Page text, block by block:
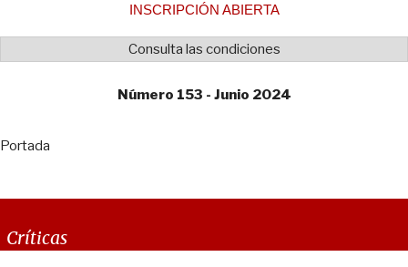
INSCRIPCIÓN ABIERTA
Consulta las condiciones
Número 153 - Junio 2024
Portada
Críticas